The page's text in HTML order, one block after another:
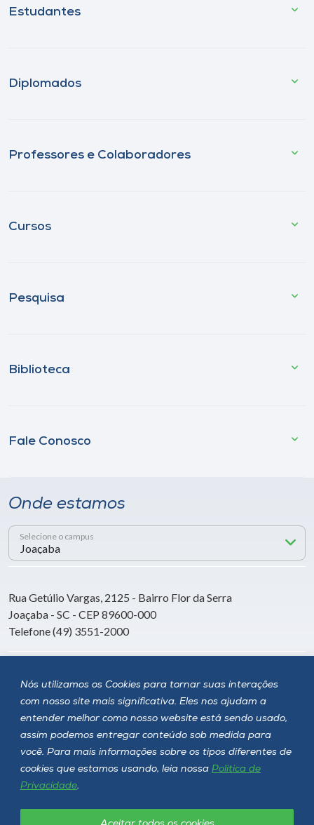
Nós utilizamos os Cookies para tornar suas interações
com nosso site mais significativa. Eles nos ajudam a
entender melhor como nosso website está sendo usado,
assim podemos entregar conteúdo sob medida para
você. Para mais informações sobre os tipos diferentes de
cookies que estamos usando, leia nossa Política de
Privacidade.
Estudantes
Diplomados
Professores e Colaboradores
Cursos
Pesquisa
Biblioteca
Fale Conosco
Onde estamos
Selecione o campus
Rua Getúlio Vargas, 2125 - Bairro Flor da Serra
Joaçaba - SC - CEP 89600-000
Telefone (49) 3551-2000
Siga a Unoesc